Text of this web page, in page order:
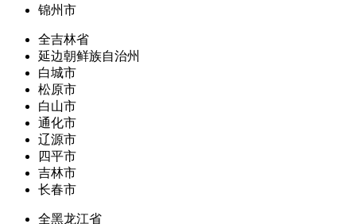
锦州市
全吉林省
延边朝鲜族自治州
白城市
松原市
白山市
通化市
辽源市
四平市
吉林市
长春市
全黑龙江省